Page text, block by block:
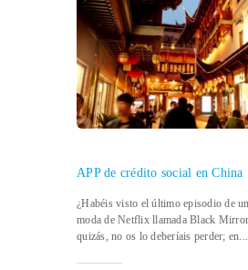
APP de crédito social en China
¿Habéis visto el último episodio de
moda de Netflix llamada Black
quizás, no os lo deberíais perder; en...